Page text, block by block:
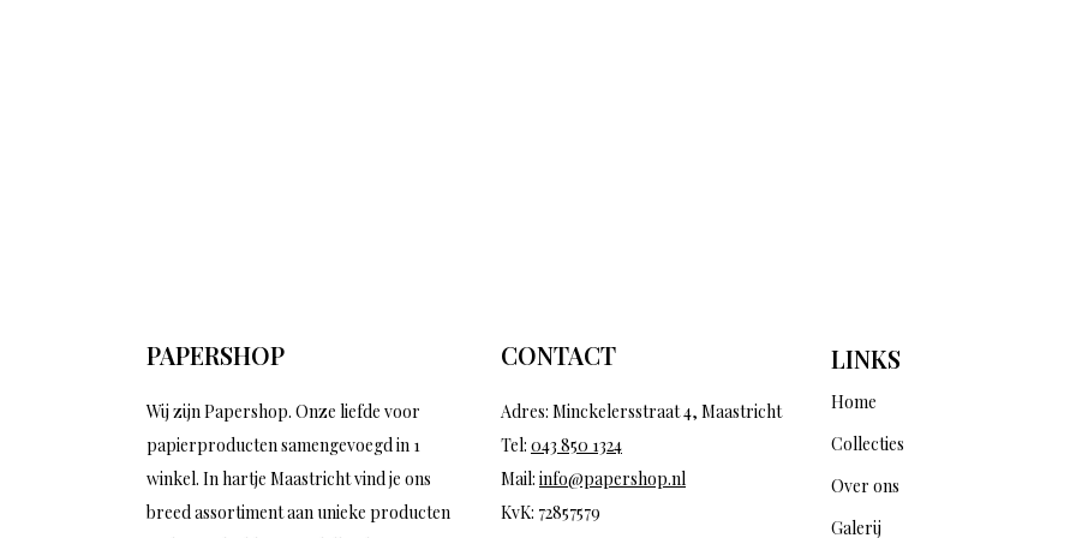
PAPERSHOP
Wij zijn Papershop. Onze liefde voor
papierproducten samengevoegd in 1
winkel. In hartje Maastricht vind je ons
breed assortiment aan unieke producten
CONTACT
Adres: Minckelersstraat 4, Maastricht
Tel: 043 850 1324
Mail: info@papershop.nl
KvK: 72857579
LINKS
Home
Collecties
Over ons
Galerij